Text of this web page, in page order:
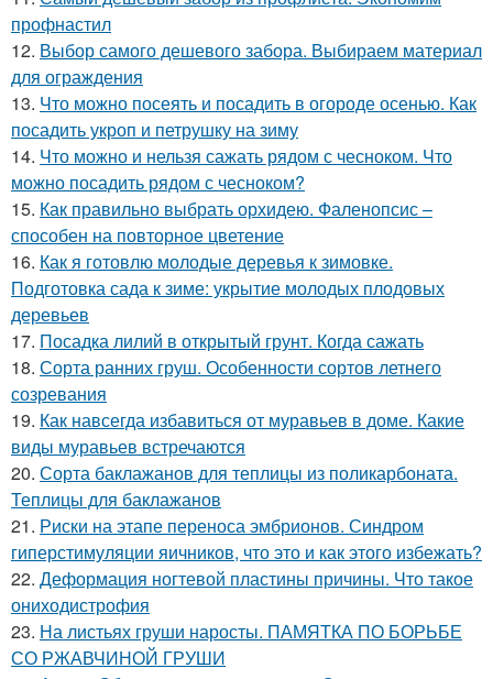
профнастил
12. Выбор самого дешевого забора. Выбираем материал
для ограждения
13. Что можно посеять и посадить в огороде осенью. Как
посадить укроп и петрушку на зиму
14. Что можно и нельзя сажать рядом с чесноком. Что
можно посадить рядом с чесноком?
15. Как правильно выбрать орхидею. Фаленопсис –
способен на повторное цветение
16. Как я готовлю молодые деревья к зимовке.
Подготовка сада к зиме: укрытие молодых плодовых
деревьев
17. Посадка лилий в открытый грунт. Когда сажать
18. Сорта ранних груш. Особенности сортов летнего
созревания
19. Как навсегда избавиться от муравьев в доме. Какие
виды муравьев встречаются
20. Сорта баклажанов для теплицы из поликарбоната.
Теплицы для баклажанов
21. Риски на этапе переноса эмбрионов. Синдром
гиперстимуляции яичников, что это и как этого избежать?
22. Деформация ногтевой пластины причины. Что такое
ониходистрофия
23. На листьях груши наросты. ПАМЯТКА ПО БОРЬБЕ
СО РЖАВЧИНОЙ ГРУШИ